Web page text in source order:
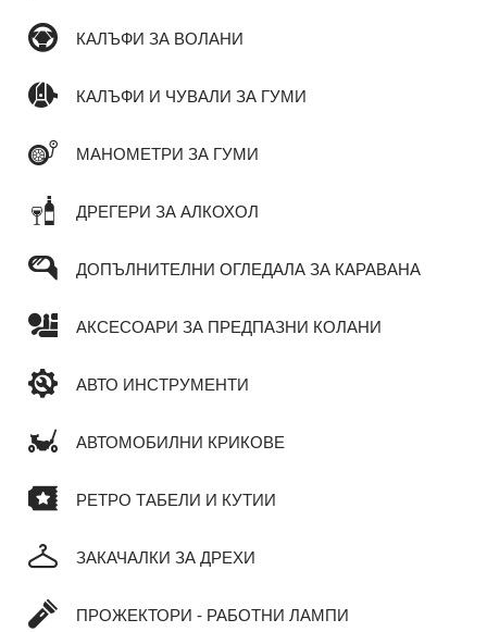
КАЛЪФИ ЗА ВОЛАНИ
КАЛЪФИ И ЧУВАЛИ ЗА ГУМИ
МАНОМЕТРИ ЗА ГУМИ
ДРЕГЕРИ ЗА АЛКОХОЛ
ДОПЪЛНИТЕЛНИ ОГЛЕДАЛА ЗА КАРАВАНА
АКСЕСОАРИ ЗА ПРЕДПАЗНИ КОЛАНИ
АВТО ИНСТРУМЕНТИ
АВТОМОБИЛНИ КРИКОВЕ
РЕТРО ТАБЕЛИ И КУТИИ
ЗАКАЧАЛКИ ЗА ДРЕХИ
ПРОЖЕКТОРИ - РАБОТНИ ЛАМПИ